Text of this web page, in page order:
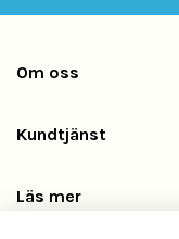
Om oss
Kundtjänst
Läs mer